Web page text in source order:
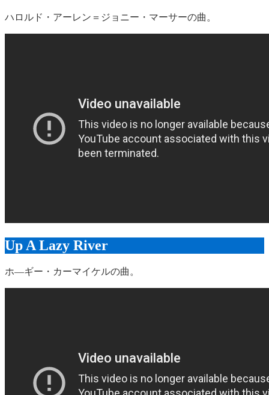
ハロルド・アーレン＝ジョニー・マーサーの曲。
Up A Lazy River
ホ―ギー・カーマイケルの曲。